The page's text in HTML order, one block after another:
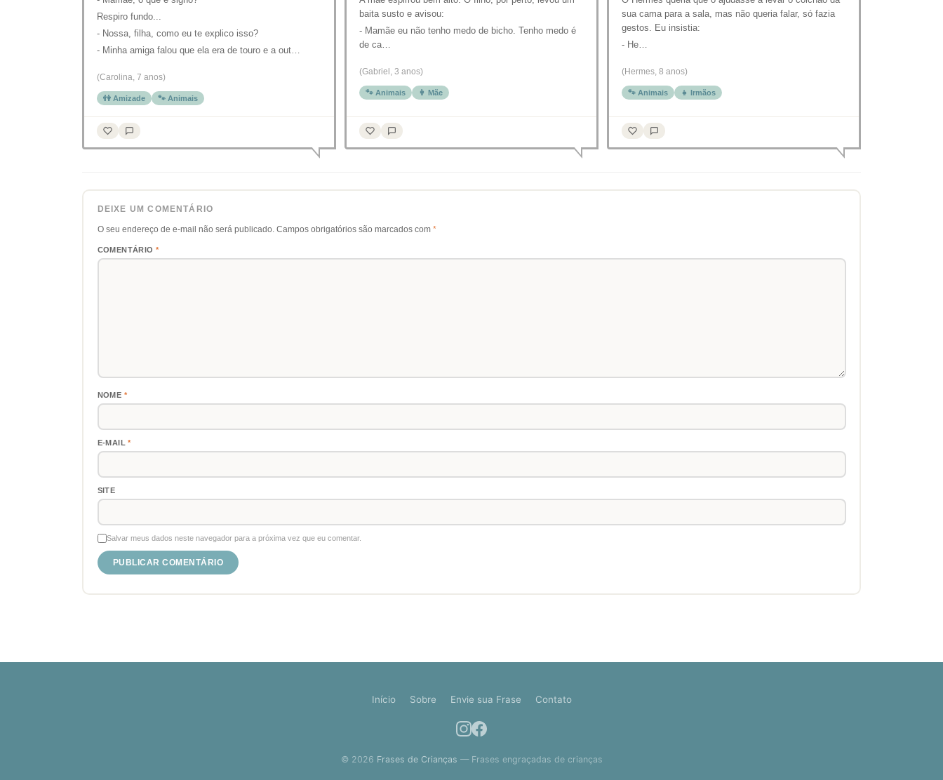
Respiro fundo...
- Nossa, filha, como eu te explico isso?
- Minha amiga falou que ela era de touro e a out…
(Carolina, 7 anos)
👫 Amizade 🐾 Animais
baita susto e avisou:
- Mamãe eu não tenho medo de bicho. Tenho medo é
de ca…
(Gabriel, 3 anos)
🐾 Animais 👩 Mãe
sua cama para a sala, mas não queria falar, só fazia
gestos. Eu insistia:
- He…
(Hermes, 8 anos)
🐾 Animais 👧 Irmãos
DEIXE UM COMENTÁRIO
O seu endereço de e-mail não será publicado. Campos obrigatórios são marcados com *
COMENTÁRIO *
NOME *
E-MAIL*
SITE
Salvar meus dados neste navegador para a próxima vez que eu comentar.
Início Sobre Envie sua Frase Contato
© 2026 Frases de Crianças — Frases engraçadas de crianças